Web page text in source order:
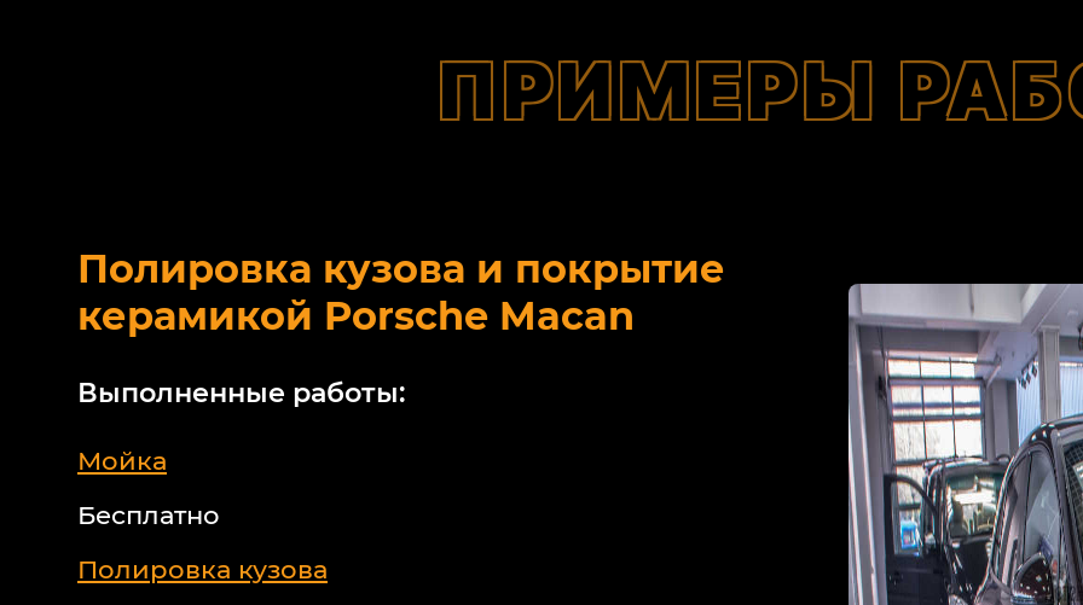
ПРИМЕРЫ
Полировка кузова и покрытие
керамикой Porsche Macan
Выполненные работы:
Мойка
Бесплатно
Полировка кузова